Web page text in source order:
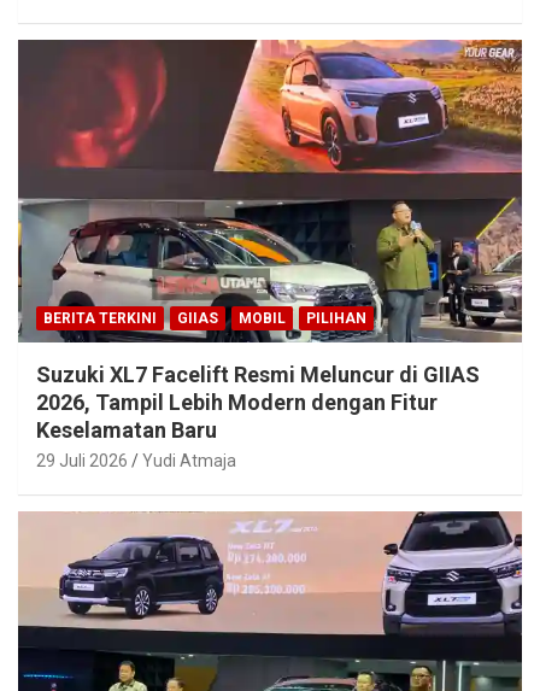
BERITA TERKINI GIIAS MOBIL PILIHAN
Suzuki XL7 Facelift Resmi Meluncur di GIIAS
2026, Tampil Lebih Modern dengan Fitur
Keselamatan Baru
29 Juli 2026 Yudi Atmaja